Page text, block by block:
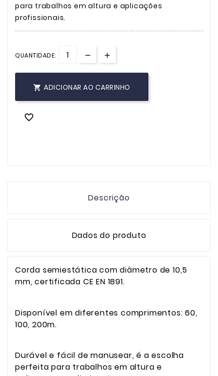
para trabalhos em altura e aplicações
profissionais.
QUANTIDADE:
 ADICIONAR AO CARRINHO

Descrição
Dados do produto
Corda semiestática com diâmetro de 10,5
mm, certificada CE EN 1891.
Disponível em diferentes comprimentos: 60,
100, 200m.
Durável e fácil de manusear, é a escolha
perfeita para trabalhos em altura e